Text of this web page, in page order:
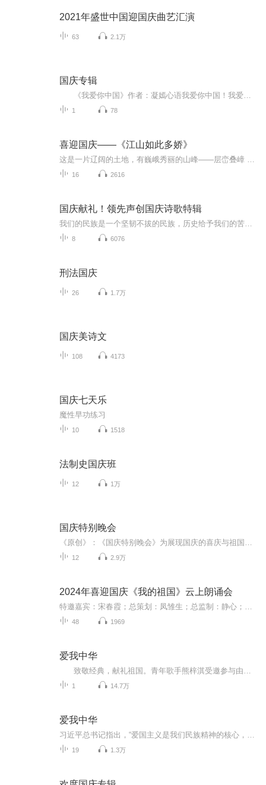
2021年盛世中国迎国庆曲艺汇演
63 2.1万
国庆专辑
1 78
喜迎国庆——《江山如此多娇》
16 2616
国庆献礼！领先声创国庆诗歌特辑
8 6076
刑法国庆
26 1.7万
国庆美诗文
108 4173
国庆七天乐
魔性早功练习
10 1518
法制史国庆班
12 1万
国庆特别晚会
12 2.9万
2024年喜迎国庆《我的祖国》云上朗诵会
48 1969
爱我中华
1 14.7万
爱我中华
19 1.3万